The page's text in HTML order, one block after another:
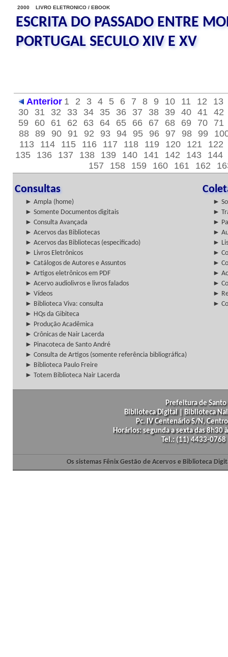
2000 LIVRO ELETRONICO / EBOOK
ESCRITA DO PASSADO ENTRE
PORTUGAL SECULO XIV E XV
Anterior 1 2 3 4 5 6 7 8 9 10 11 12
13
30
31 32 33 34 35 36 37 38 39 40 41
42
59
60 61 62 63 64 65 66 67 68 69 70
71
88 89 90 91 92 93 94 95 96 97 98 99
113
114 115 116 117 118 119 120 121
122
135
136 137 138 139 140 141 142 143
144
157
158 159 160 161 162
Consultas
► Ampla (home)
►
► Somente Documentos digitais
►
► Consulta Avançada
►
► Acervos das Bibliotecas
►
► Acervos das Bibliotecas (especificado)
►
► Livros Eletrônicos
►
► Catálogos de Autores e Assuntos
►
► Artigos eletrônicos em PDF
►
► Acervo audiolivros e livros falados
►
► Vídeos
►
► Biblioteca Viva: consulta
►
► HQs da Gibiteca
► Produção Acadêmica
► Crônicas de Nair Lacerda
► Pinacoteca de Santo André
► Consulta de Artigos (somente referência bibliográfica)
► Biblioteca Paulo Freire
► Totem Biblioteca Nair Lacerda
Prefeitura de
Biblioteca Digital | Biblioteca
Pc. IV Centenário S/N,
Horários: segunda a sexta das
Tel.: (11) 4433-
Os sistemas Fênix Gestão de Acervos e Biblioteca